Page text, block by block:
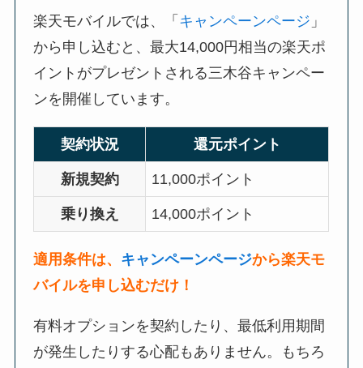
楽天モバイルでは、「 キャンペーンページ 」
から申し込むと、最大14,000円相当の楽天ポ
イントがプレゼントされる三木谷キャンペー
ンを開催しています。
契約状況 還元ポイント
新規契約 11,000ポイント
乗り換え 14,000ポイント
適用条件は、 キャンペーンページから楽天モ
バイルを申し込むだけ！
有料オプションを契約したり、最低利用期間
が発生したりする心配もありません。もちろ